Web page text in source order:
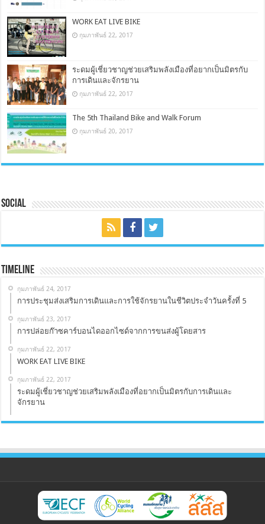
WORK EAT LIVE BIKE
กุมภาพันธ์ 22, 2017
ระดมผู้เชี่ยวชาญช่วยเสริมพลังเมืองที่อยากเป็นมิตรกับ
การเดินและจักรยาน
กุมภาพันธ์ 22, 2017
The 5th Thailand Bike and Walk Forum
กุมภาพันธ์ 20, 2017
Social
Timeline
กุมภาพันธ์ 24, 2017
การประชุมส่งเสริมการเดินและการใช้จักรยานในชีวิตประจำวันครั้งที่ 5
กุมภาพันธ์ 23, 2017
การปล่อยก๊าซคาร์บอนไดออกไซด์จากการขนส่งผู้โดยสาร
กุมภาพันธ์ 22, 2017
WORK EAT LIVE BIKE
กุมภาพันธ์ 22, 2017
ระดมผู้เชี่ยวชาญช่วยเสริมพลังเมืองที่อยากเป็นมิตรกับการเดินและ
จักรยาน